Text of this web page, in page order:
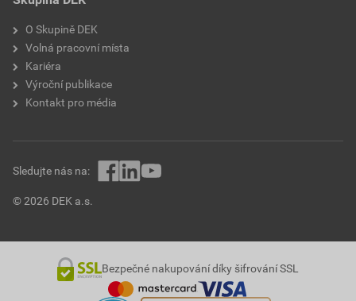
O Skupině DEK
Volná pracovní místa
Kariéra
Výroční publikace
Kontakt pro média
© 2026 DEK a.s.
Sledujte nás na:
Bezpečné nakupování díky šifrování SSL